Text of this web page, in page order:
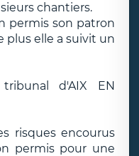
chantiers.
permis son patron
plus elle a suivit un
d'AIX EN
risques encourus
permis pour une